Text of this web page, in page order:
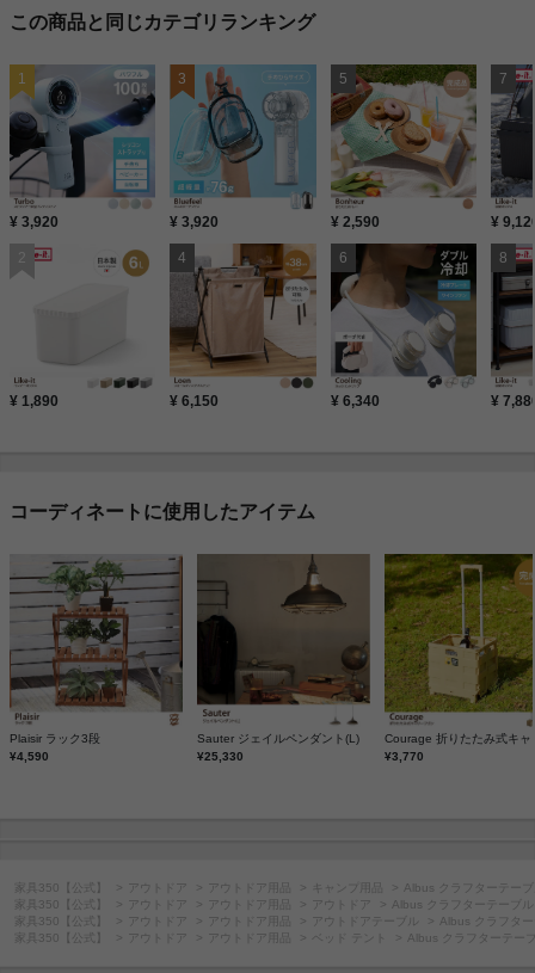
この商品と同じカテゴリランキング
¥ 3,920
¥ 1,890
¥ 3,920
¥ 6,150
¥ 2,590
¥ 6,340
¥
¥
コーディネートに使用したアイテム
Plaisir ラック3段
¥4,590
Sauter ジェイルペンダント(L)
¥25,330
¥3,770
家具350【公式】 アウトドア アウトドア用品 キャンプ用品
Albus クラフターテー
家具350【公式】
アウトドア アウトドア用品 アウトドア
Albus クラフターテーブル
家具350【公式】
アウトドア アウトドア用品 アウトドアテーブル
Albus クラフタ
家具350【公式】
アウトドア アウトドア用品 ベッド テント Albus クラフターテー